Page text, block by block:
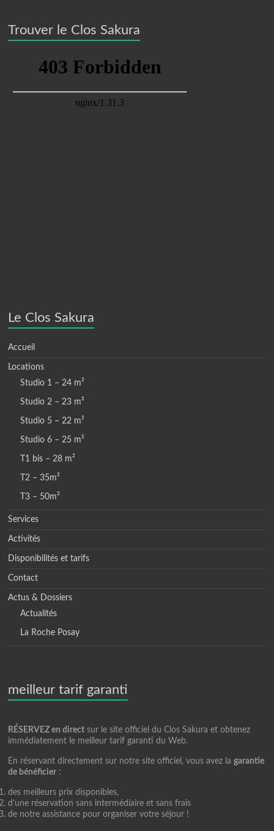
Trouver le Clos Sakura
Le Clos Sakura
Accueil
Locations
Studio 1 – 24 m²
Studio 2 – 23 m²
Studio 5 – 22 m²
Studio 6 – 25 m²
T1 bis – 28 m²
T2 – 35m²
T3 – 50m²
Services
Activités
Disponibilités et tarifs
Contact
Actus & Dossiers
Actualités
La Roche Posay
meilleur tarif garanti
RÉSERVEZ en direct sur le site officiel du Clos Sakura et obtenez
immédiatement le meilleur tarif garanti du Web.
En réservant directement sur notre site officiel, vous avez lagarantie
de bénéficier :
des meilleurs prix disponibles,
d’une réservation sans intermédiaire et sans frais
de notre assistance pour organiser votre séjour !